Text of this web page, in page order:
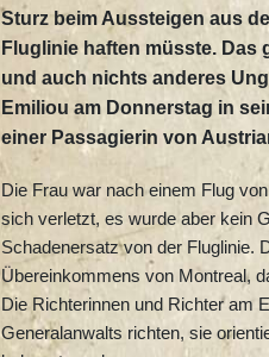
Sturz beim Aussteigen aus
Fluglinie haften müsste.
und auch nichts anderes
Emiliou am Donnerstag in
einer Passagierin von
Die Frau war nach einem Flug
sich verletzt, es wurde aber kein
Schadenersatz von der Fluglinie.
Übereinkommens von Montreal,
Die Richterinnen und Richter am
Generalanwalts richten, sie